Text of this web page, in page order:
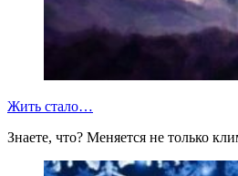
Жить стало…
Знаете, что? Меняется не только